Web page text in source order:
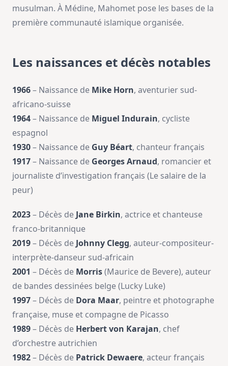
musulman. À Médine, Mahomet pose les bases de la
première communauté islamique organisée.
Les naissances et décès notables
1966– Naissance de Mike Horn, aventurier sud-
africano-suisse
1964– Naissance de Miguel Indurain, cycliste
espagnol
1930– Naissance de Guy Béart, chanteur français
1917– Naissance de Georges Arnaud, romancier et
journaliste d’investigation français (Le salaire de la
peur)
2023– Décès de Jane Birkin, actrice et chanteuse
franco-britannique
2019– Décès de Johnny Clegg, auteur-compositeur-
interprète-danseur sud-africain
2001 – Décès de Morris(Maurice de Bevere), auteur
de bandes dessinées belge (Lucky Luke)
1997– Décès de Dora Maar, peintre et photographe
française, muse et compagne de Picasso
1989– Décès de Herbert von Karajan, chef
d’orchestre autrichien
1982– Décès de Patrick Dewaere, acteur français